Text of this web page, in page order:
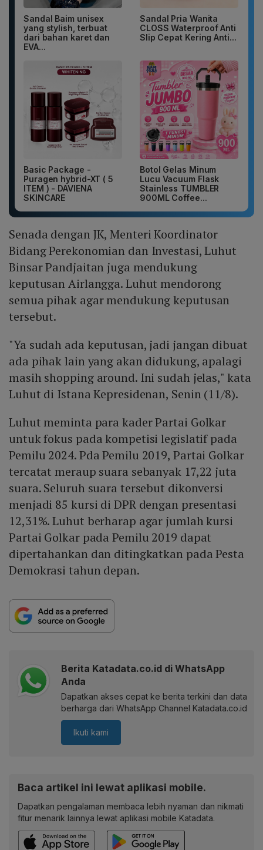
Sandal Baim unisex
yang stylish, terbuat
dari bahan karet dan
EVA...
Sandal Pria Wanita
CLOSS Waterproof Anti
Slip Cepat Kering Anti...
Basic Package -
Puragen hybrid-XT ( 5
ITEM ) - DAVIENA
SKINCARE
Botol Gelas Minum
Lucu Vacuum Flask
Stainless TUMBLER
900ML Coffee...
Senada dengan JK, Menteri Koordinator
Bidang Perekonomian dan Investasi, Luhut
Binsar Pandjaitan juga mendukung
keputusan Airlangga. Luhut mendorong
semua pihak agar mendukung keputusan
tersebut.
"Ya sudah ada keputusan, jadi jangan dibuat
ada pihak lain yang akan didukung, apalagi
masih shopping around. Ini sudah jelas," kata
Luhut di Istana Kepresidenan, Senin (11/8).
Luhut meminta para kader Partai Golkar
untuk fokus pada kompetisi legislatif pada
Pemilu 2024. Pda Pemilu 2019, Partai Golkar
tercatat meraup suara sebanyak 17,22 juta
suara. Seluruh suara tersebut dikonversi
menjadi 85 kursi di DPR dengan presentasi
12,31%. Luhut berharap agar jumlah kursi
Partai Golkar pada Pemilu 2019 dapat
dipertahankan dan ditingkatkan pada Pesta
Demokrasi tahun depan.
Berita Katadata.co.id di WhatsApp
Anda
Dapatkan akses cepat ke berita terkini dan data
berharga dari WhatsApp Channel Katadata.co.id
Ikuti kami
Baca artikel ini lewat aplikasi mobile.
Dapatkan pengalaman membaca lebih nyaman dan nikmati
fitur menarik lainnya lewat aplikasi mobile Katadata.